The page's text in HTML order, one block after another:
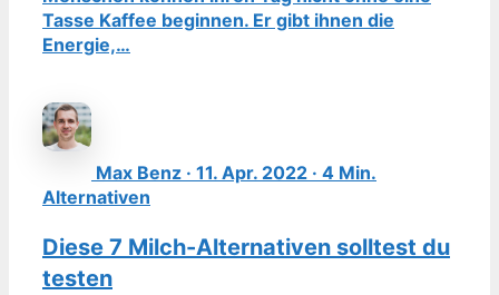
Tasse Kaffee beginnen. Er gibt ihnen die
Energie,…
Max Benz · 11. Apr. 2022 · 4 Min.
Alternativen
Diese 7 Milch-Alternativen solltest du
testen